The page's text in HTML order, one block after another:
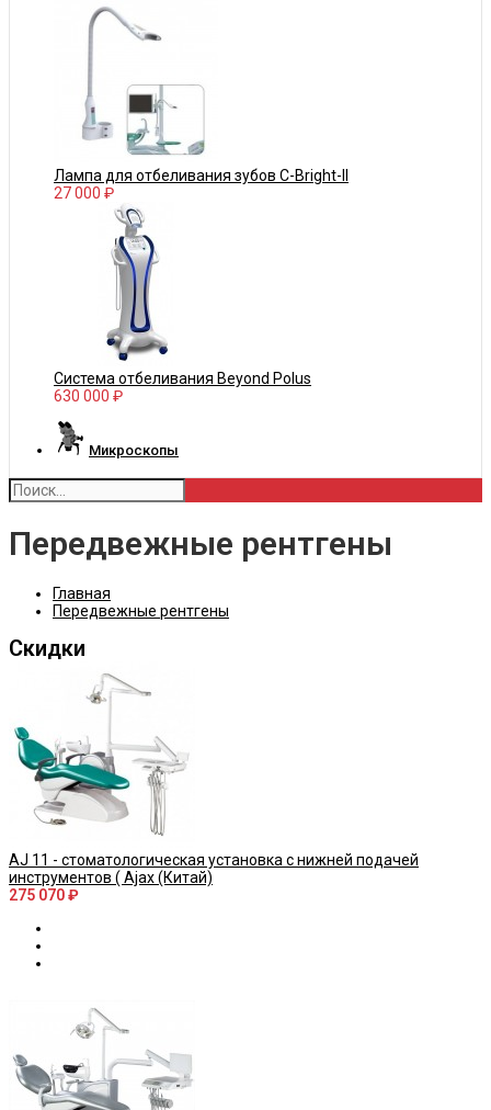
Лампа для отбеливания зубов С-Bright-II
27 000 ₽
Система отбеливания Beyond Polus
630 000 ₽
Микроскопы
Передвежные рентгены
Главная
Передвежные рентгены
Скидки
AJ 11 - стоматологическая установка с нижней подачей
инструментов ( Ajax (Китай)
275 070 ₽